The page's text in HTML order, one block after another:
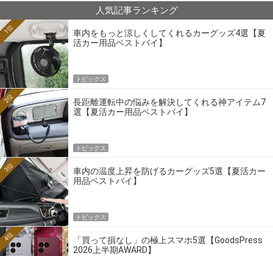
人気記事ランキング
車内をもっと涼しくしてくれるカーグッズ4選【夏
活カー用品ベストバイ】
1位
トピックス
長距離運転中の悩みを解決してくれる神アイテム7
選【夏活カー用品ベストバイ】
2位
トピックス
車内の温度上昇を防げるカーグッズ5選【夏活カー
用品ベストバイ】
3位
トピックス
「買って損なし」の極上スマホ5選【GoodsPress
2026上半期AWARD】
4位